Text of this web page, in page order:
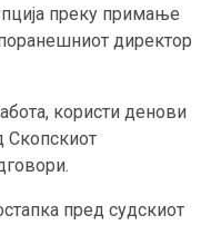
преку примање
директор
користи денови
Скопскиот
пред судскиот